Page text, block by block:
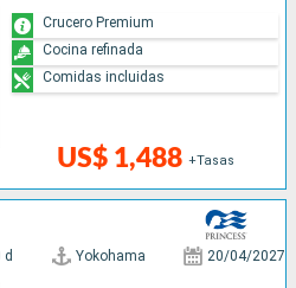
US$ 1,488 +Tasas
Crucero Premium
Cocina refinada
Comidas incluidas
d Yokohama 20/04/2027